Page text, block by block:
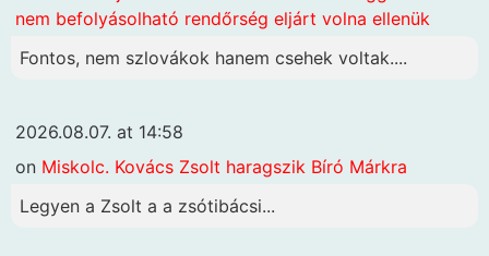
nem befolyásolható rendőrség eljárt volna ellenük
Fontos, nem szlovákok hanem csehek voltak....
2026.08.07. at 14:58
on Miskolc. Kovács Zsolt haragszik Bíró Márkra
Legyen a Zsolt a a zsótibácsi...